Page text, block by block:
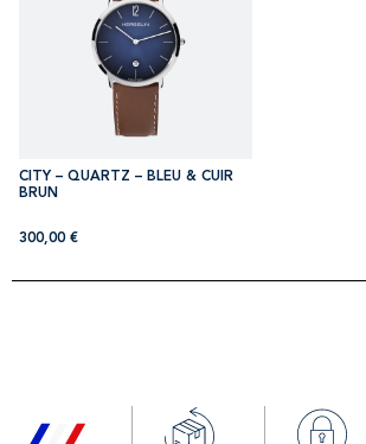
CITY – QUARTZ – BLEU & CUIR
BRUN
300,00 €